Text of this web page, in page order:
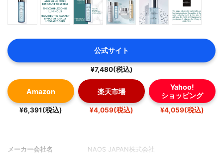
公式サイト
¥7,480(税込)
Amazon
¥6,391(税込)
楽天市場
¥4,059(税込)
Yahoo!
ショッピング
¥4,059(税込)
メーカー会社名 NAOS JAPAN株式会社